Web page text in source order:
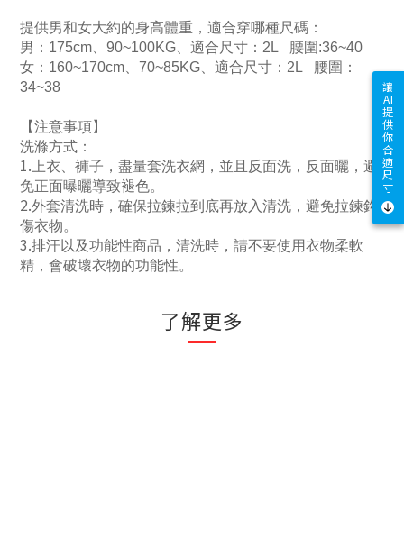
提供男和女大約的身高體重，適合穿哪種尺碼：
男： 175cm 90~100KG 、適合尺寸： 2L 腰圍 :36~40
女： 160~170cm 70~85KG 、適合尺寸： 2L
腰圍：
34~38
【注意事項】
洗滌方式：
1. 上衣、褲子，盡量套洗衣網，並且反面洗，反面曬，避
免正面曝曬導致褪色。
2.外套清洗時，確保拉鍊拉到底再放入清洗，避免拉鍊鈎
傷衣物。
3.排汗以及功能性商品，清洗時，請不要使用衣物柔軟
精，會破壞衣物的功能性。
了解更多
讓
AI
提
供
你
合
適
尺
寸